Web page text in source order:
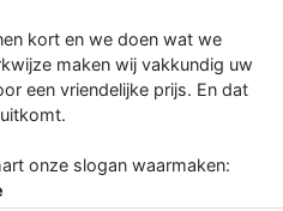
kort en we doen wat we
maken wij vakkundig uw
een vriendelijke prijs. En dat
onze slogan waarmaken: